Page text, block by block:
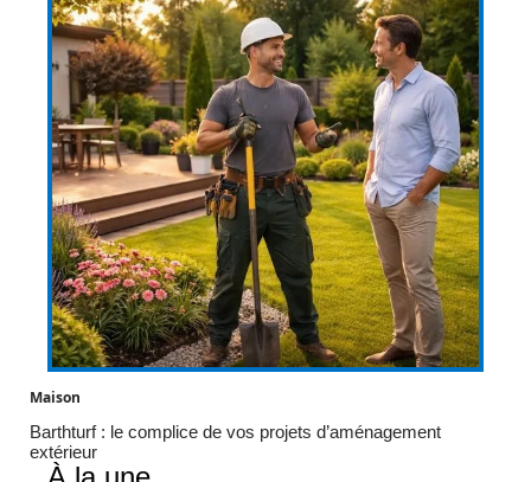
Maison
Barthturf : le complice de vos projets d’aménagement
extérieur